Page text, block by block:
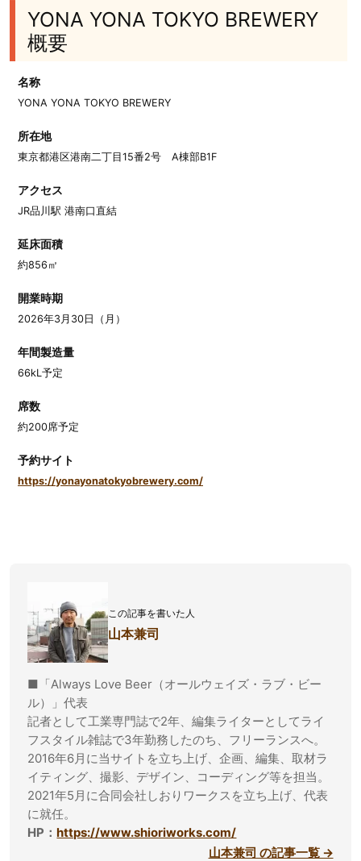
YONA YONA TOKYO BREWERY
概要
名称
YONA YONA TOKYO BREWERY
所在地
東京都港区港南二丁目15番2号 A棟部B1F
アクセス
JR品川駅 港南口直結
延床面積
約856㎡
開業時期
2026年3月30日（月）
年間製造量
66kL予定
席数
約200席予定
予約サイト
https://yonayonatokyobrewery.com/
この記事を書いた人
山本兼司
■「Always Love Beer（オールウェイズ・ラブ・ビー
ル）」代表
記者として工業専門誌で2年、編集ライターとしてライ
フスタイル雑誌で3年勤務したのち、フリーランスへ。
2016年6月に当サイトを立ち上げ、企画、編集、取材ラ
イティング、撮影、デザイン、コーディング等を担当。
2021年5月に合同会社しおりワークスを立ち上げ、代表
に就任。
HP：https://www.shioriworks.com/
山本兼司 の記事一覧 →